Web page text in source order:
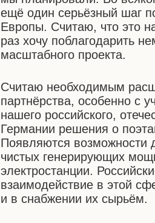
ещё один серьёзный шаг
Европы. Считаю, что это
раз хочу поблагодарить
масштабного проекта.
Считаю необходимым
партнёрства, особенно с
нашего российского,
Германии решения о
Появляются возможности
чистых генерирующих
электростанции.
взаимодействие в этой
и в снабжении их сырьём.